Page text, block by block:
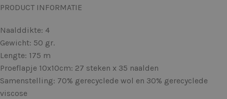
PRODUCT INFORMATIE
Naalddikte: 4
Gewicht: 50 gr.
Lengte: 175 m
Proeflapje 10x10cm: 27 steken x 35 naalden
Samenstelling: 70% gerecyclede wol en 30% gerecyclede
viscose